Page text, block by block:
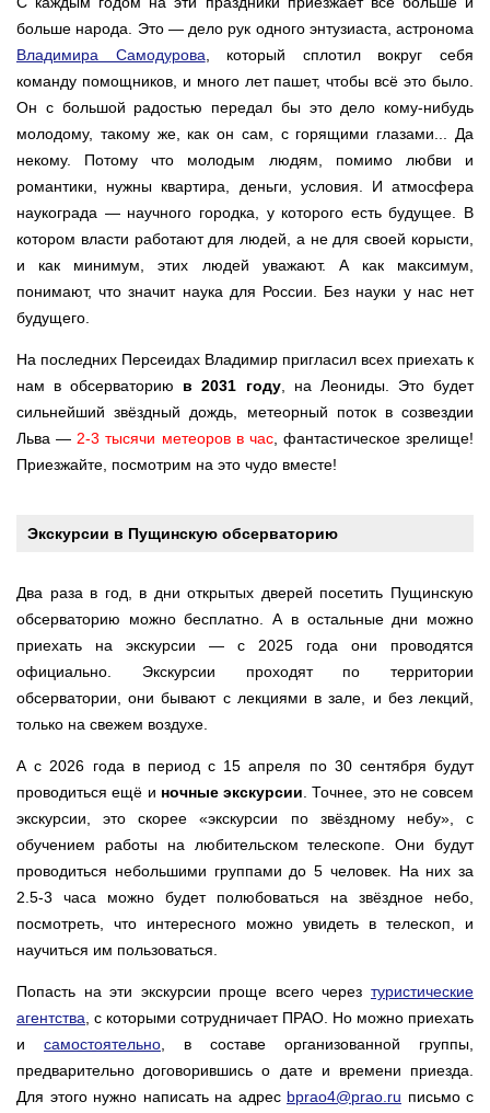
больше народа. Это — дело рук одного энтузиаста, астронома
Владимира Самодурова , который сплотил вокруг себя
команду помощников, и много лет пашет, чтобы всё это было.
Он с большой радостью передал бы это дело кому-нибудь
молодому, такому же, как он сам, с горящими глазами... Да
некому. Потому что молодым людям, помимо любви и
романтики, нужны квартира, деньги, условия. И атмосфера
наукограда — научного городка, у которого есть будущее. В
котором власти работают для людей, а не для своей корысти,
и как минимум, этих людей уважают. А как максимум,
понимают, что значит наука для России. Без науки у нас нет
будущего.
На последних Персеидах Владимир пригласил всех приехать к
нам в обсерваторию в 2031 году, на Леониды. Это будет
сильнейший звёздный дождь, метеорный поток в созвездии
Льва — 2-3 тысячи метеоров в час, фантастическое зрелище!
Приезжайте, посмотрим на это чудо вместе!
Экскурсии в Пущинскую обсерваторию
Два раза в год, в дни открытых дверей посетить Пущинскую
обсерваторию можно бесплатно. А в остальные дни можно
приехать на экскурсии — с 2025 года они проводятся
официально. Экскурсии проходят по территории
обсерватории, они бывают с лекциями в зале, и без лекций,
только на свежем воздухе.
А с 2026 года в период с 15 апреля по 30 сентября будут
проводиться ещё и ночные экскурсии . Точнее, это не совсем
экскурсии, это скорее «экскурсии по звёздному небу», с
обучением работы на любительском телескопе. Они будут
проводиться небольшими группами до 5 человек. На них за
2.5-3 часа можно будет полюбоваться на звёздное небо,
посмотреть, что интересного можно увидеть в телескоп, и
научиться им пользоваться.
Попасть на эти экскурсии проще всего через туристические
агентства , c которыми сотрудничает ПРАО. Но можно приехать
и самостоятельно , в составе организованной группы,
предварительно договорившись о дате и времени приезда.
Для этого нужно написать на адрес bprao4@prao.ru письмо с